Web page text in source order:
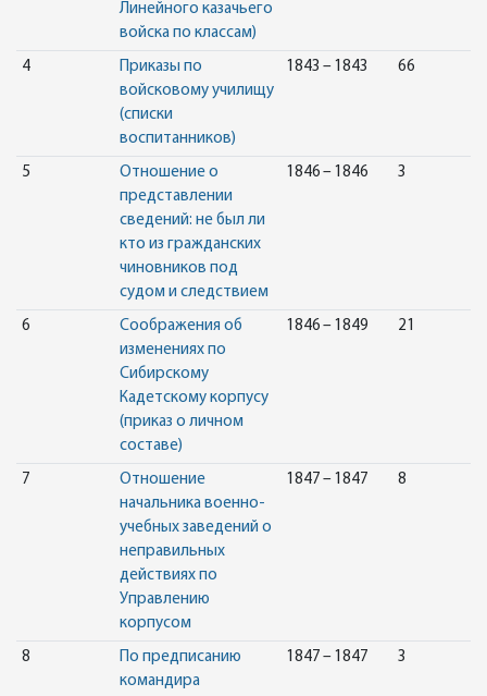
Линейного казачьего
войска по классам)
4
Приказы по
войсковому училищу
(списки
воспитанников)
1843 – 1843 66
5
Отношение о
представлении
сведений: не был ли
кто из гражданских
чиновников под
судом и следствием
1846 – 1846 3
6
Соображения об
изменениях по
Сибирскому
Кадетскому корпусу
(приказ о личном
составе)
1846 – 1849 21
7
Отношение
начальника военно-
учебных заведений о
неправильных
действиях по
Управлению
корпусом
1847 – 1847 8
8
По предписанию
командира
1847 – 1847 3